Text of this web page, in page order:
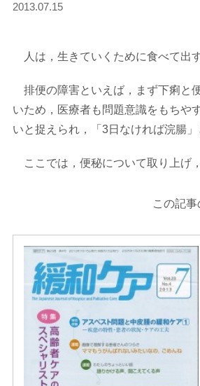
2013.07.15
人は，生きていくために食べて出
排便の障害といえば，まず下痢と
いため，医療者も問題意識をもちや
いと捉えられ，「3日なければ浣腸
ここでは，便秘について取り上げ
この記